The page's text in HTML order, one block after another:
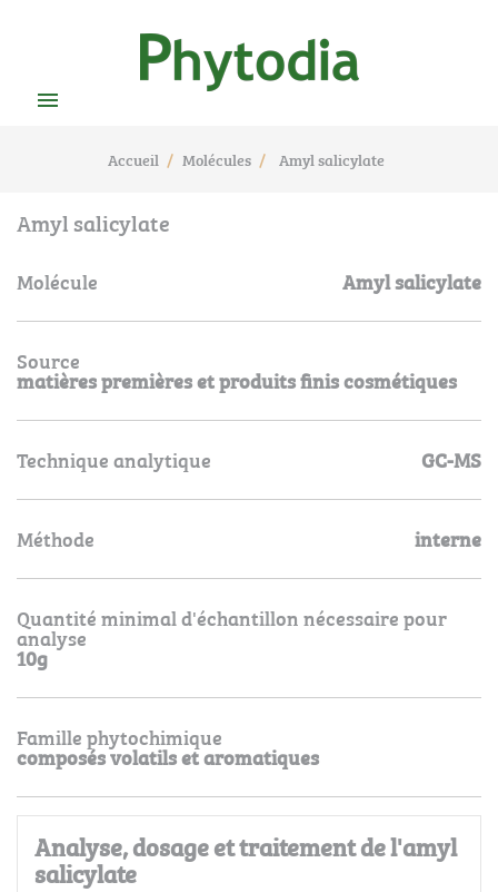

Accueil Molécules Amyl salicylate
Amyl salicylate
Analyse, dosage et traitement de l'amyl
salicylate
Molécule Amyl salicylate
Source
matières premières et produits finis cosmétiques
Technique analytique GC-MS
Méthode interne
Quantité minimal d'échantillon nécessaire pour
analyse
10g
Famille phytochimique
composés volatils et aromatiques